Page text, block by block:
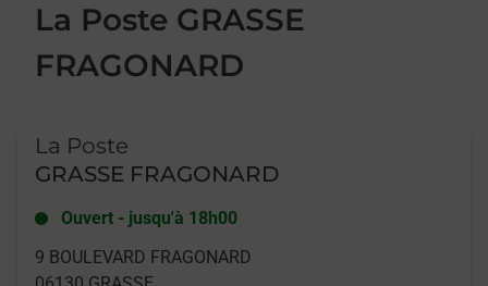
La Poste GRASSE
FRAGONARD
La Poste
GRASSE FRAGONARD
Ouvert - jusqu'à 18h00
9 BOULEVARD FRAGONARD